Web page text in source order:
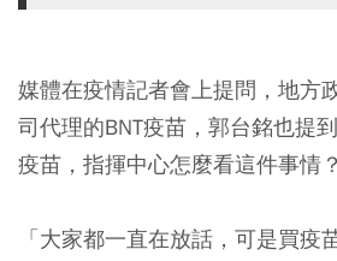
媒體在疫情記者會上提問，地方
司代理的BNT疫苗，郭台銘也提
疫苗，指揮中心怎麼看這件事情？
「大家都一直在放話，可是買疫